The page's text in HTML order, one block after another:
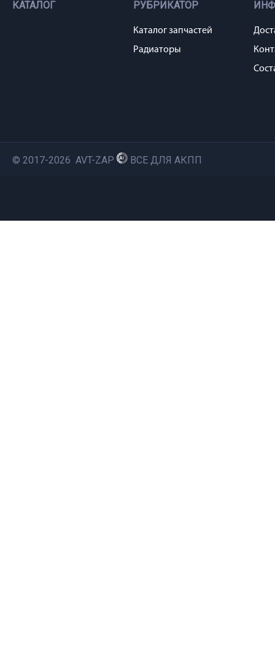
КАТАЛОГ РУБРИКАТОР
Каталог запчастей
Радиаторы
© 2017-2026 AVT-ZAP ВСЕ ДЛЯ АКПП